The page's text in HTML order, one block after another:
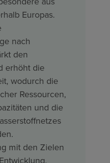
Europas.
nach
den
erhöht die
wodurch die
Ressourcen,
und die
mit den Zielen